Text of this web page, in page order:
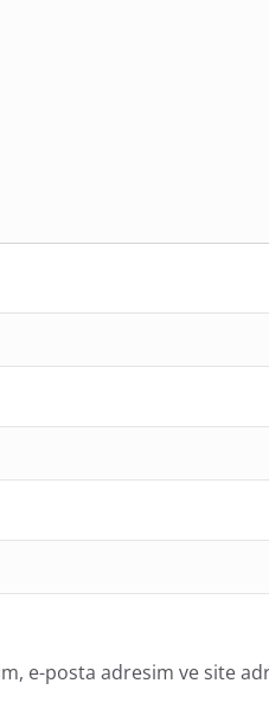
e-posta adresim ve site